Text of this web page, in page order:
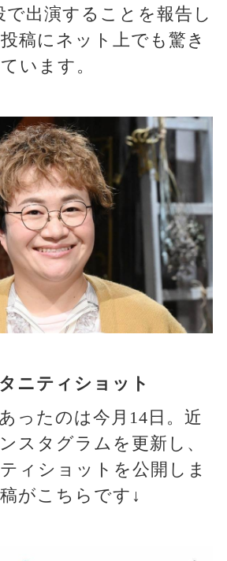
で出演することを報告し
稿にネット上でも驚き
います。
ニティショット
ったのは今月14日。近
スタグラムを更新し、
ィショットを公開しま
がこちらです↓